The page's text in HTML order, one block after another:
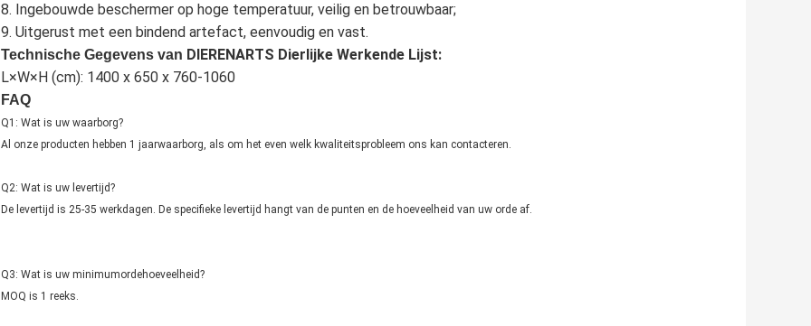
8. Ingebouwde beschermer op hoge temperatuur, veilig en betrouwbaar;
9. Uitgerust met een bindend artefact, eenvoudig en vast.
Technische Gegevens van DIERENARTS Dierlijke Werkende Lijst:
L×W×H (cm): 1400 x 650 x 760-1060
FAQ
Q1: Wat is uw waarborg?
Al onze producten hebben 1 jaarwaarborg, als om het even welk kwaliteitsprobleem ons kan contacteren.
Q2: Wat is uw levertijd?
De levertijd is 25-35 werkdagen. De specifieke levertijd hangt van de punten en de hoeveelheid van uw orde af.
Q3: Wat is uw minimumordehoeveelheid?
MOQ is 1 reeks.